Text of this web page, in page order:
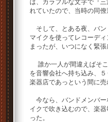
は、カラフルな文字で『
れていたので、当時の同
そして、とある夜、バン
マイクを使ってレコーデ
まったが、いつになく緊張
誰か一人が間違えばそこ
を音響会社へ持ち込み、
楽器店であっという間に売
今なら、バンドメンバー
イクで吹き込むので、楽
った。